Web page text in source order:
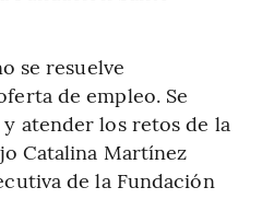
se resuelve
de empleo. Se
atender los retos de la
Catalina Martínez
de la Fundación